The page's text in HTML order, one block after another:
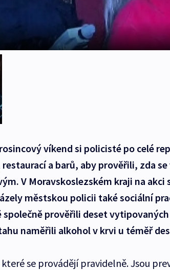
víkend si policisté po celé
a barů, aby prověřili, zda
V Moravskoslezském kraji na akci
městskou policii také sociální
společně prověřili deset
naměřili alkohol v krvi u téměř
které se provádějí pravidelně. Jsou